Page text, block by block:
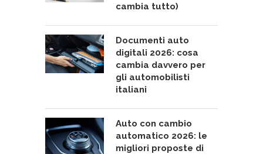
cambia tutto)
Documenti auto
digitali 2026: cosa
cambia davvero per
gli automobilisti
italiani
Auto con cambio
automatico 2026: le
migliori proposte di